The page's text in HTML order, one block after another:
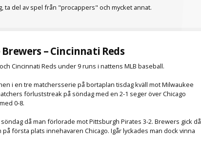
ta del av spel från "procappers" och mycket annat.
– Cincinnati Reds
Cincinnati Reds under 9 runs i nattens MLB baseball.
i en tre matchersserie på bortaplan tisdag kväll mot Milwaukee
förluststreak på söndag med en 2-1 seger över Chicago
0-8.
då man förlorade mot Pittsburgh Pirates 3-2. Brewers gick då
första plats innehavaren Chicago. Igår lyckades man dock vinna